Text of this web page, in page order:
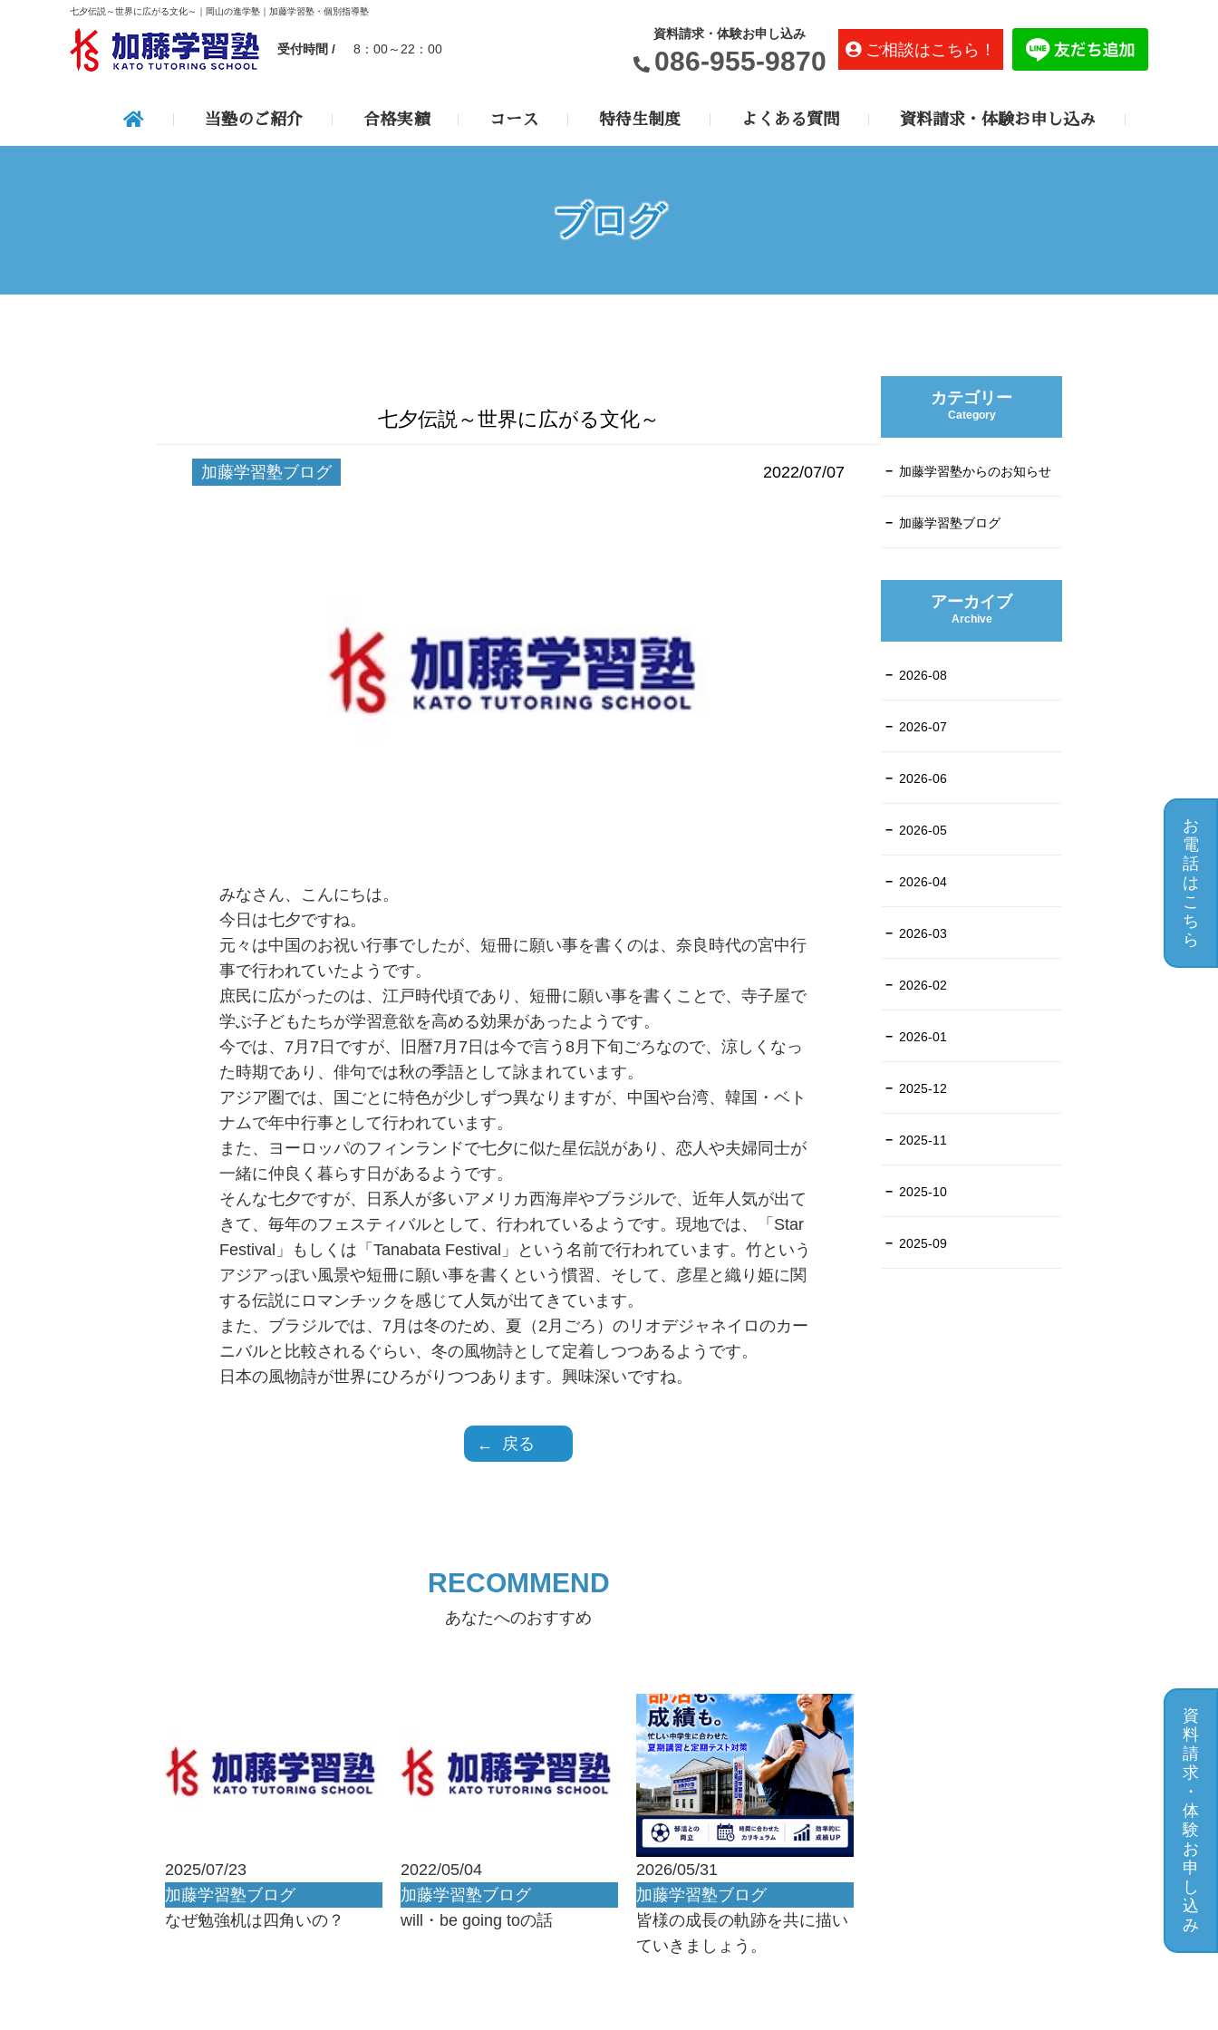
七夕伝説～世界に広がる文化～｜岡山の進学塾｜加藤学習塾・個別指導塾
受付時間 / 8：00～22：00
資料請求・体験お申し込み
086-955-9870 ご相談はこちら！
当塾のご紹介 合格実績 コース 特待生制度 よくある質問 資料請求・体験お申し込み
資
料
請
求
・
体
験
お
申
し
込
み
お
電
話
は
こ
ち
ら
ブログ
七夕伝説～世界に広がる文化～
加藤学習塾ブログ 2022/07/07
みなさん、こんにちは。
今日は七夕ですね。
元々は中国のお祝い行事でしたが、短冊に願い事を書くのは、奈良時代の宮中行
事で行われていたようです。
庶民に広がったのは、江戸時代頃であり、短冊に願い事を書くことで、寺子屋で
学ぶ子どもたちが学習意欲を高める効果があったようです。
今では、7月7日ですが、旧暦7月7日は今で言う8月下旬ごろなので、涼しくなっ
た時期であり、俳句では秋の季語として詠まれています。
アジア圏では、国ごとに特色が少しずつ異なりますが、中国や台湾、韓国・ベト
ナムで年中行事として行われています。
また、ヨーロッパのフィンランドで七夕に似た星伝説があり、恋人や夫婦同士が
一緒に仲良く暮らす日があるようです。
そんな七夕ですが、日系人が多いアメリカ西海岸やブラジルで、近年人気が出て
きて、毎年のフェスティバルとして、行われているようです。現地では、「Star
Festival」もしくは「Tanabata Festival」という名前で行われています。竹という
アジアっぽい風景や短冊に願い事を書くという慣習、そして、彦星と織り姫に関
する伝説にロマンチックを感じて人気が出てきています。
また、ブラジルでは、7月は冬のため、夏（2月ごろ）のリオデジャネイロのカー
ニバルと比較されるぐらい、冬の風物詩として定着しつつあるようです。
日本の風物詩が世界にひろがりつつあります。興味深いですね。
戻る
RECOMMEND
あなたへのおすすめ
2025/07/23
加藤学習塾ブログ
なぜ勉強机は四角いの？
2022/05/04
加藤学習塾ブログ
will・be going toの話
2026/05/31
加藤学習塾ブログ
皆様の成長の軌跡を共に描い
ていきましょう。
カテゴリー
Category
加藤学習塾からのお知らせ
加藤学習塾ブログ
アーカイブ
Archive
2026-08
2026-07
2026-06
2026-05
2026-04
2026-03
2026-02
2026-01
2025-12
2025-11
2025-10
2025-09